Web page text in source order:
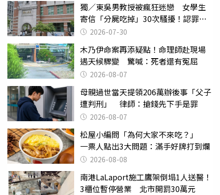
獨／東吳男教授被瘋狂迷戀 女學生
寄信「分屍吃掉」30次騷擾！認罪免
關 2026-07-30
木乃伊命案再添疑點！命理師赴現場
遇天候驟變 驚喊：死者還有冤屈
2026-08-07
母親過世當天提領206萬辦後事「父子
遭判刑」 律師：搶錢先下手是罪
2026-08-07
松屋小編問「為何大家不來吃？」
一票人點出3大問題：滿手好牌打到爛
2026-08-08
南港LaLaport施工鷹架倒塌1人送醫！
3櫃位暫停營業 北市開罰30萬元